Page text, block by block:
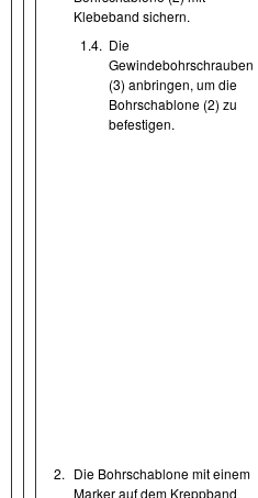
Klebeband sichern.
1.4. Die
Gewindebohrschrauben
(3) anbringen, um die
Bohrschablone (2) zu
befestigen.
2. Die Bohrschablone mit einem
Marker auf dem Kreppband